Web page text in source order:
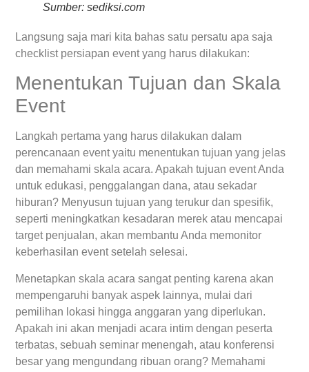
Sumber: sediksi.com
Langsung saja mari kita bahas satu persatu apa saja
checklist persiapan event yang harus dilakukan:
Menentukan Tujuan dan Skala
Event
Langkah pertama yang harus dilakukan dalam
perencanaan event yaitu menentukan tujuan yang jelas
dan memahami skala acara. Apakah tujuan event Anda
untuk edukasi, penggalangan dana, atau sekadar
hiburan? Menyusun tujuan yang terukur dan spesifik,
seperti meningkatkan kesadaran merek atau mencapai
target penjualan, akan membantu Anda memonitor
keberhasilan event setelah selesai.
Menetapkan skala acara sangat penting karena akan
mempengaruhi banyak aspek lainnya, mulai dari
pemilihan lokasi hingga anggaran yang diperlukan.
Apakah ini akan menjadi acara intim dengan peserta
terbatas, sebuah seminar menengah, atau konferensi
besar yang mengundang ribuan orang? Memahami